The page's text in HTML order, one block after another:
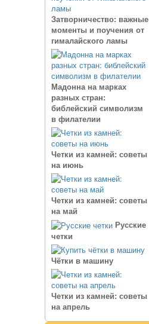
Затворничество: важные
моменты и поучения от
гималайского ламы
Мадонна на марках
разных стран:
библейский символизм
в филателии
Четки из камней: советы
на июнь
Четки из камней: советы
на май
Русские
четки
Чётки в машину
Четки из камней: советы
на апрель